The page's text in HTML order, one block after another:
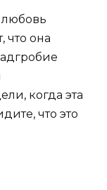
что она
когда эта
что это